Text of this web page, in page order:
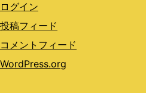
ログイン
投稿フィード
コメントフィード
WordPress.org